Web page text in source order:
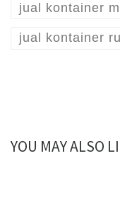
jual kontainer
jual kontainer
YOU MAY ALSO